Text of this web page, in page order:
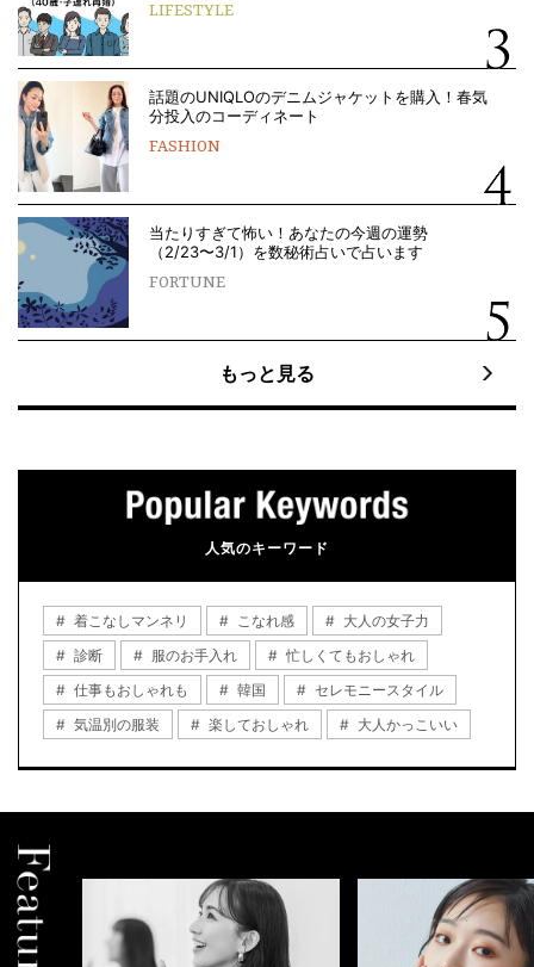
LIFESTYLE
話題のUNIQLOのデニムジャケットを購入！春気
分投入のコーディネート
FASHION
当たりすぎて怖い！あなたの今週の運勢
（2/23〜3/1）を数秘術占いで占います
FORTUNE
もっと見る
人気のキーワード
着こなしマンネリ こなれ感
大人の女子力
診断
服のお手入れ
忙しくてもおしゃれ
仕事もおしゃれも
韓国
セレモニースタイル
気温別の服装
楽しておしゃれ 大人かっこいい